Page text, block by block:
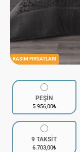
KASIM FIRSATLARI
PEŞİN
5.956,00₺
9 TAKSİT
6.703,00₺